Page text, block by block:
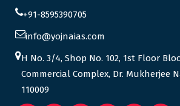
+91-8595390705
info@yojnaias.com
H No. 3/4, Shop No. 102, 1st Floor
Commercial Complex, Dr. Mukherjee
110009